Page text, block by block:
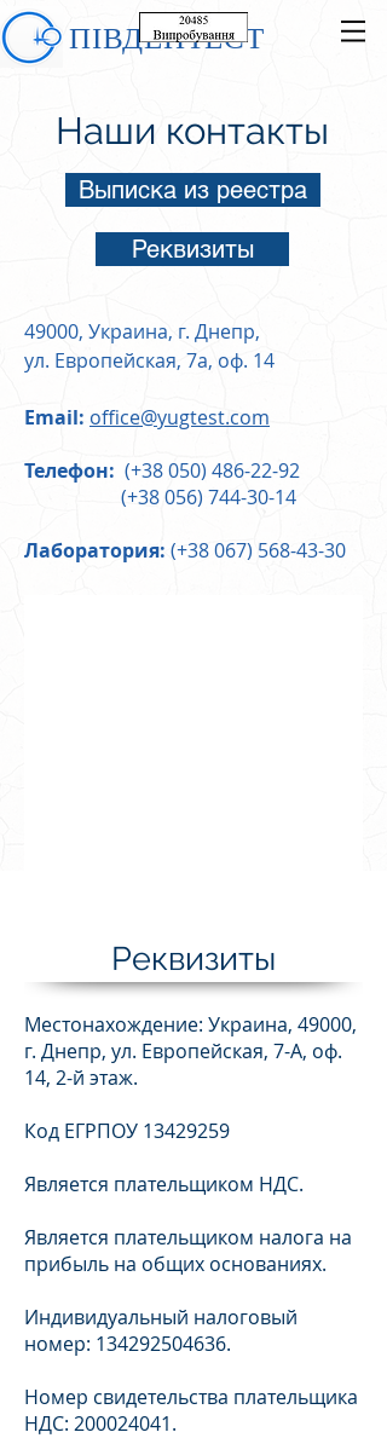
ПІВДЕНТЕСТ
Наши контакты
Выписка из реестра
Реквизиты
49000, Украина, г. Днепр,
ул. Европейская, 7а, оф. 14
Email: office@yugtest.com
Телефон: (+38050) 486-22-92
(+38 056) 744-30-14
Лаборатория: (+38067) 568-43-30
Реквизиты
Местонахождение: Украина, 49000,
г. Днепр, ул. Европейская, 7-А, оф.
14, 2-й этаж.
Код ЕГРПОУ 13429259
Является плательщиком НДС.
Является плательщиком налога на
прибыль на общих основаниях.
Индивидуальный налоговый
номер: 134292504636.
Номер свидетельства плательщика
НДС: 200024041.